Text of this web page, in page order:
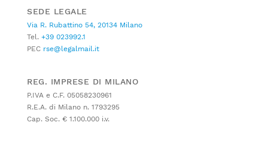
SEDE LEGALE
Via R. Rubattino 54, 20134 Milano
Tel. +39 023992.1
PEC rse@legalmail.it
REG. IMPRESE DI MILANO
P.IVA e C.F. 05058230961
R.E.A. di Milano n. 1793295
Cap. Soc. € 1.100.000 i.v.